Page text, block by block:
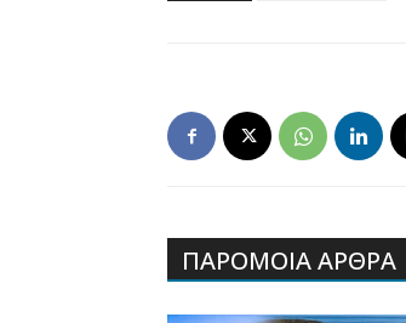
ΠΑΡΟΜΟΙΑ ΑΡΘΡΑ